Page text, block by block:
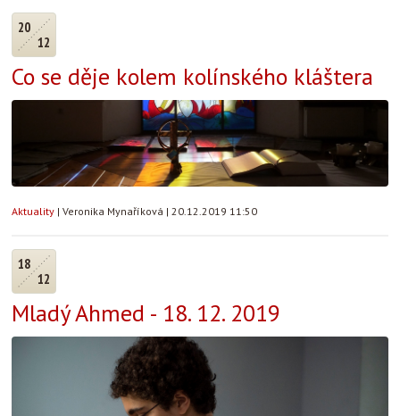
20
12
Co se děje kolem kolínského kláštera
Aktuality | Veronika Mynaříková | 20.12.2019 11:50
18
12
Mladý Ahmed - 18. 12. 2019